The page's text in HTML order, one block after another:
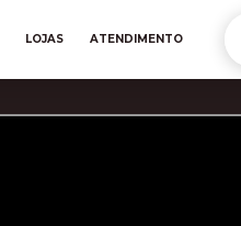
LOJAS ATENDIMENTO